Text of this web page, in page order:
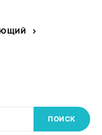
ПОИСК